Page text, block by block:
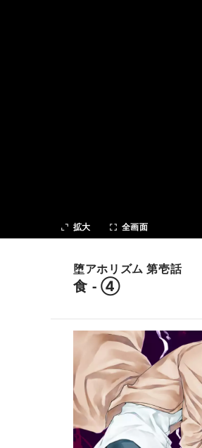
次の話
拡大 全画面
堕アホリズム 第壱話
食 - ④